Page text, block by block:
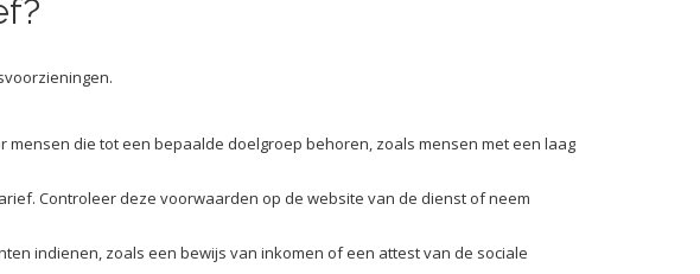
mensen die tot een bepaalde doelgroep behoren, zoals mensen met een laag
Controleer deze voorwaarden op de website van de dienst of neem
indienen, zoals een bewijs van inkomen of een attest van de sociale